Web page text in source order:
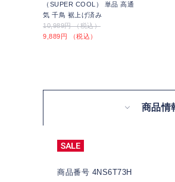
（SUPER COOL） 単品 高通
気 千鳥 裾上げ済み
10,989円 （税込）
9,889円 （税込）
商品情
商品番号 4NS6T73H